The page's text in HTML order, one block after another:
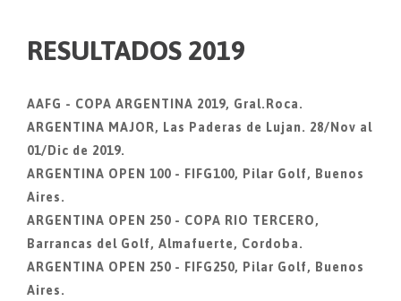
RESULTADOS 2019
AAFG - COPA ARGENTINA 2019, Gral.Roca.
ARGENTINA MAJOR, Las Paderas de Lujan. 28/Nov al
01/Dic de 2019.
ARGENTINA OPEN 100 - FIFG100, Pilar Golf, Buenos
Aires.
ARGENTINA OPEN 250 - COPA RIO TERCERO,
Barrancas del Golf, Almafuerte, Cordoba.
ARGENTINA OPEN 250 - FIFG250, Pilar Golf, Buenos
Aires.